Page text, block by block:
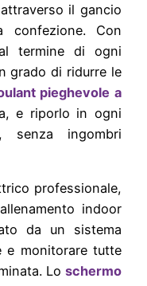
il gancio
confezione. Con
termine di ogni
grado di ridurre le
pieghevole a
e riporlo in ogni
senza ingombri
professionale,
indoor
da un sistema
e monitorare tutte
Lo schermo